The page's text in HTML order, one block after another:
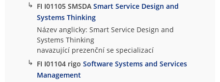
↳ FI I01105 SMSDASmart Service Design and
Systems Thinking
Název anglicky: Smart Service Design and
Systems Thinking
navazující prezenční se specializací
↳ FI I01104 rigoSoftware Systems and Services
Management